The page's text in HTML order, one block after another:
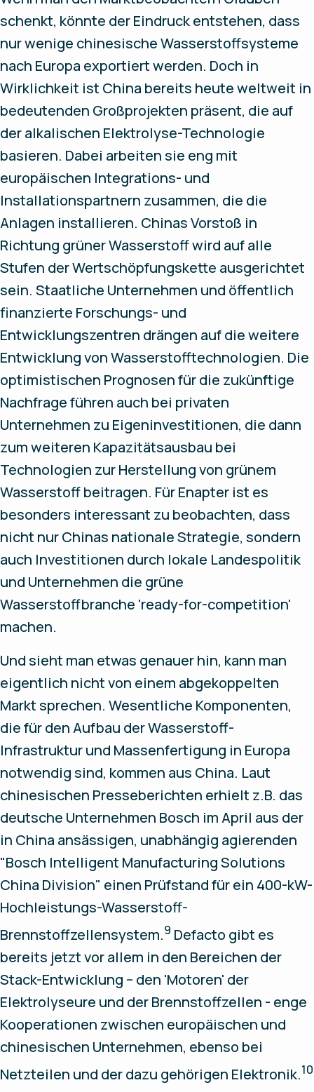
schenkt, könnte der Eindruck entstehen, dass
nur wenige chinesische Wasserstoffsysteme
nach Europa exportiert werden. Doch in
Wirklichkeit ist China bereits heute weltweit in
bedeutenden Großprojekten präsent, die auf
der alkalischen Elektrolyse-Technologie
basieren. Dabei arbeiten sie eng mit
europäischen Integrations- und
Installationspartnern zusammen, die die
Anlagen installieren. Chinas Vorstoß in
Richtung grüner Wasserstoff wird auf alle
Stufen der Wertschöpfungskette ausgerichtet
sein. Staatliche Unternehmen und öffentlich
finanzierte Forschungs- und
Entwicklungszentren drängen auf die weitere
Entwicklung von Wasserstofftechnologien. Die
optimistischen Prognosen für die zukünftige
Nachfrage führen auch bei privaten
Unternehmen zu Eigeninvestitionen, die dann
zum weiteren Kapazitätsausbau bei
Technologien zur Herstellung von grünem
Wasserstoff beitragen. Für Enapter ist es
besonders interessant zu beobachten, dass
nicht nur Chinas nationale Strategie, sondern
auch Investitionen durch lokale Landespolitik
und Unternehmen die grüne
Wasserstoffbranche 'ready-for-competition'
machen.
Und sieht man etwas genauer hin, kann man
eigentlich nicht von einem abgekoppelten
Markt sprechen. Wesentliche Komponenten,
die für den Aufbau der Wasserstoff-
Infrastruktur und Massenfertigung in Europa
notwendig sind, kommen aus China. Laut
chinesischen Presseberichten erhielt z.B. das
deutsche Unternehmen Bosch im April aus der
in China ansässigen, unabhängig agierenden
"Bosch Intelligent Manufacturing Solutions
China Division" einen Prüfstand für ein 400-kW-
Hochleistungs-Wasserstoff-
Brennstoffzellensystem.9 Defacto gibt es
bereits jetzt vor allem in den Bereichen der
Stack-Entwicklung – den 'Motoren' der
Elektrolyseure und der Brennstoffzellen - enge
Kooperationen zwischen europäischen und
chinesischen Unternehmen, ebenso bei
Netzteilen und der dazu gehörigen Elektronik.10